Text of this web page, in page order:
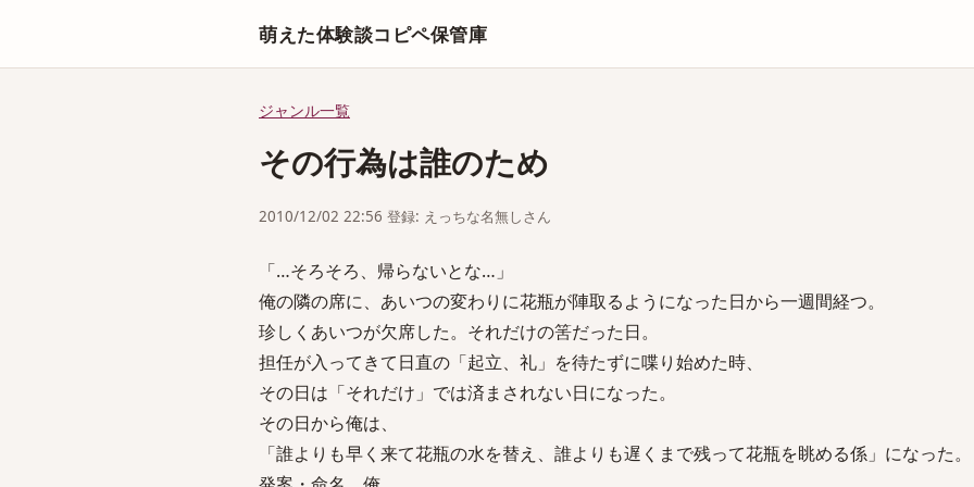
萌えた体験談コピペ保管庫
ジャンル一覧
その行為は誰のため
2010/12/02 22:56 登録: えっちな名無しさん
「…そろそろ、帰らないとな…」
俺の隣の席に、あいつの変わりに花瓶が陣取るようになった日から一週間経つ。
珍しくあいつが欠席した。それだけの筈だった日。
担任が入ってきて日直の「起立、礼」を待たずに喋り始めた時、
その日は「それだけ」では済まされない日になった。
その日から俺は、
「誰よりも早く来て花瓶の水を替え、誰よりも遅くまで残って花瓶を眺める係」になった。